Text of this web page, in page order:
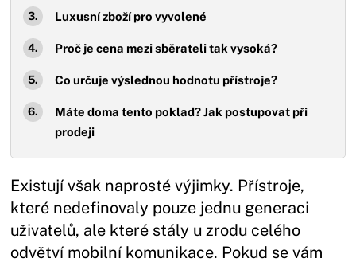
Luxusní zboží pro vyvolené
Proč je cena mezi sběrateli tak vysoká?
Co určuje výslednou hodnotu přístroje?
Máte doma tento poklad? Jak postupovat při
prodeji
Existují však naprosté výjimky. Přístroje,
které nedefinovaly pouze jednu generaci
uživatelů, ale které stály u zrodu celého
odvětví mobilní komunikace. Pokud se vám